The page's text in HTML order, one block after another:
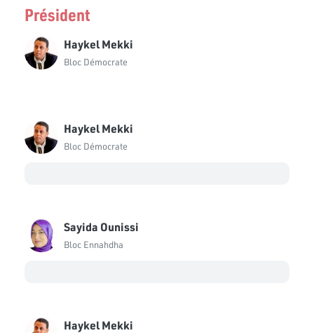
Haykel Mekki
Bloc Démocrate
Sayida Ounissi
Bloc Ennahdha
Haykel Mekki
Président
Haykel Mekki
Bloc Démocrate